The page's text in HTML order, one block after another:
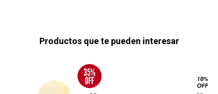
Productos que te pueden interesar